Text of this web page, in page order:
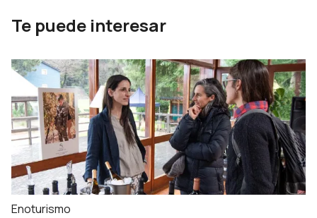
Te puede interesar
Enoturismo